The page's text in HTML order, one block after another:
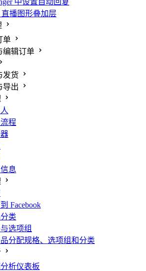
中设置自动回复
直播图形叠加层
单
编辑订单
发货
导出
程
息
Facebook
类
选项组
分配规格、选项组和分类
析仪表板